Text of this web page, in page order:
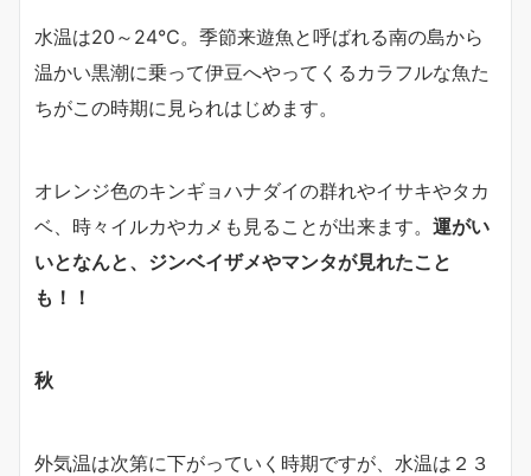
水温は20～24℃。季節来遊魚と呼ばれる南の島から
温かい黒潮に乗って伊豆へやってくるカラフルな魚た
ちがこの時期に見られはじめます。
オレンジ色のキンギョハナダイの群れやイサキやタカ
ベ、時々イルカやカメも見ることが出来ます。 運がい
いとなんと、ジンベイザメやマンタが見れたこと
も！！
秋
外気温は次第に下がっていく時期ですが、水温は２３